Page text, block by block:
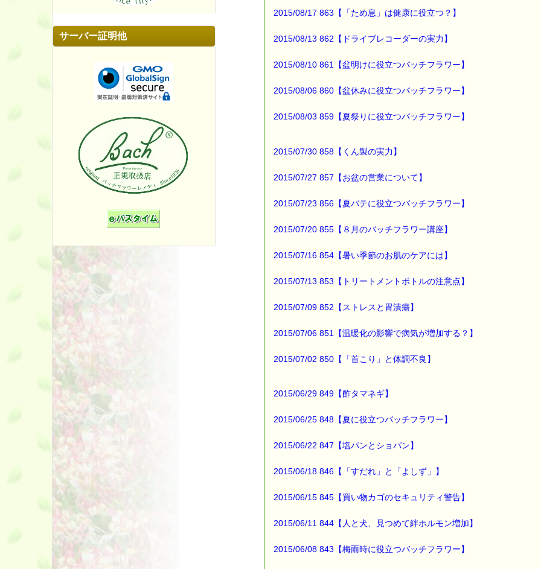
サーバー証明他
→https://pass-thyme.com/info/#coupon
∞∞∞∞∞∞∞∞∞∞∞∞∞∞∞∞∞∞∞∞∞∞∞∞∞∞∞∞∞∞∞∞∞
割引クーポン券のプレゼントや、耳より情報をいち早くお届け致しま
と実感していただくのが私のねがいです。
バッチフラワーレメディ専門店＜ｅパスタイム＞
https://pass-thyme.com/
2015/08/17 863【「ため息」は健康に役立つ？】
2015/08/13 862【ドライブレコーダーの実力】
2015/08/10 861【盆明けに役立つバッチフラワー】
2015/08/06 860【盆休みに役立つバッチフラワー】
2015/08/03 859【夏祭りに役立つバッチフラワー】
2015/07/30 858【くん製の実力】
2015/07/27 857【お盆の営業について】
2015/07/23 856【夏バテに役立つバッチフラワー】
2015/07/20 855【８月のバッチフラワー講座】
2015/07/16 854【暑い季節のお肌のケアには】
2015/07/13 853【トリートメントボトルの注意点】
2015/07/09 852【ストレスと胃潰瘍】
2015/07/06 851【温暖化の影響で病気が増加する？】
2015/07/02 850【「首こり」と体調不良】
2015/06/29 849【酢タマネギ】
2015/06/25 848【夏に役立つバッチフラワー】
2015/06/22 847【塩パンとショパン】
2015/06/18 846【「すだれ」と「よしず」】
2015/06/15 845【買い物カゴのセキュリティ警告】
2015/06/11 844【人と犬、見つめて絆ホルモン増加】
2015/06/08 843【梅雨時に役立つバッチフラワー】